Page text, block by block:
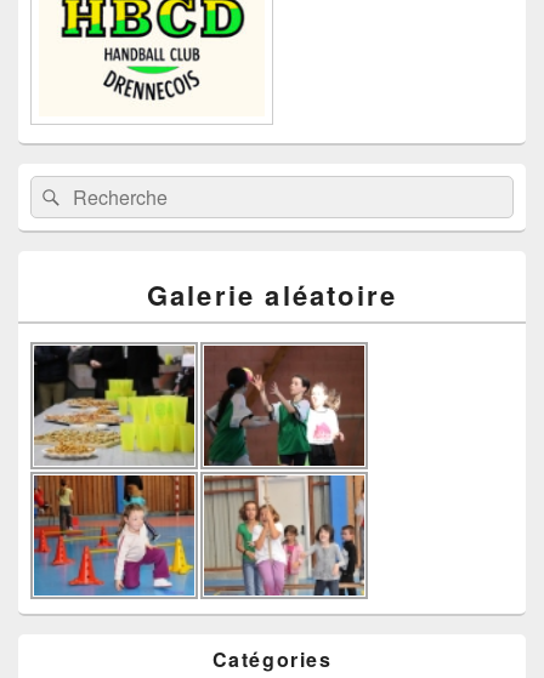
Recherche :Rechercher
Galerie aléatoire
Catégories